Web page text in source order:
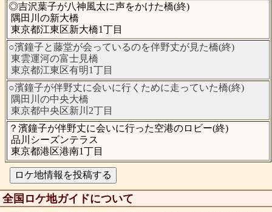
◎吉沢葉子が八神風太に声をかけた橋(終)
隅田川の新大橋
東京都江東区新大橋1丁目
○濱鐘子と藤堂が会っているのを伴野丈が見た橋(終)
東雲運河の富士見橋
東京都江東区有明1丁目
○濱鐘子が伴野丈に会いに行くために走っていた橋(終)
隅田川の中央大橋
東京都中央区新川2丁目
？濱鐘子が伴野丈に会いに行った空港のロビー(終)
品川シーズンテラス
東京都港区港南1丁目
全国ロケ地ガイドについて